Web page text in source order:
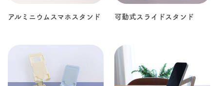
アルミニウムスマホスタンド 可動式スライドスタンド